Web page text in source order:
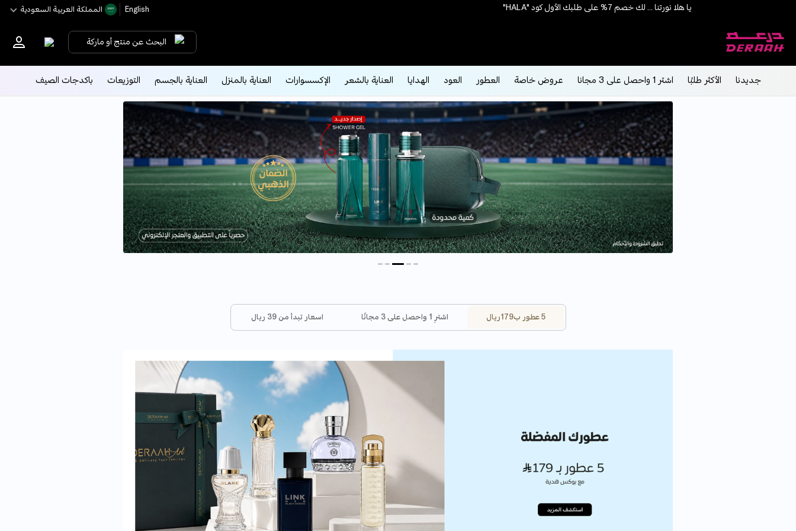
يا هلا نورتنا ... لك خصم 7% على طلبك الأول كود "HALA"
English اﻟﻤﻤﻠﻜﺔ اﻟﻌﺮﺑﻴﺔ اﻟﺴﻌﻮدﻳﺔ
البحث عن منتج أو ماركة
جديدنا الأكثر طلبًا اشتر 1 واحصل على 3 مجانا عروض خاصة العطور العود الهدايا العناية بالشعر الإكسسوارات العناية بالمنزل العناية بالجسم التوزيعات باكدجات الصيف
5 عطور ب179ريال اشترِ 1 واحصل على 3 مجانًا اسعار تبدأ من 39 ريال